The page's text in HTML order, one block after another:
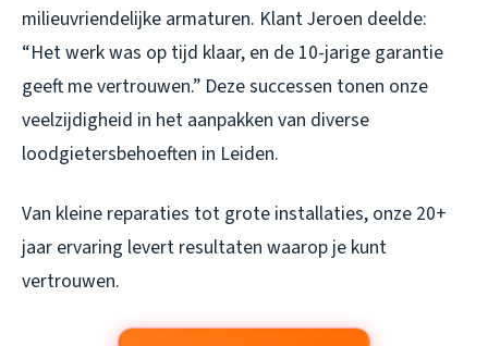
milieuvriendelijke armaturen. Klant Jeroen deelde:
“Het werk was op tijd klaar, en de 10-jarige garantie
geeft me vertrouwen.” Deze successen tonen onze
veelzijdigheid in het aanpakken van diverse
loodgietersbehoeften in Leiden.
Van kleine reparaties tot grote installaties, onze 20+
jaar ervaring levert resultaten waarop je kunt
vertrouwen.